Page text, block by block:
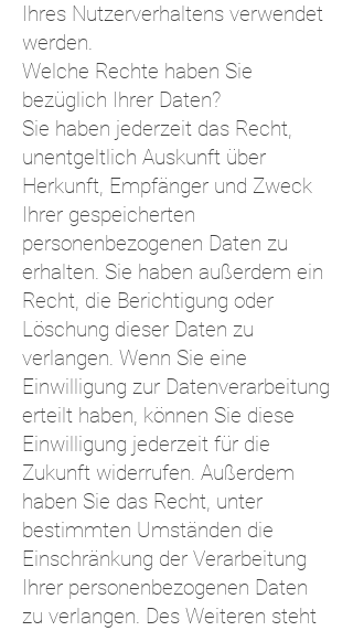
Ihres Nutzerverhaltens verwendet
werden.
Welche Rechte haben Sie
bezüglich Ihrer Daten?
Sie haben jederzeit das Recht,
unentgeltlich Auskunft über
Herkunft, Empfänger und Zweck
Ihrer gespeicherten
personenbezogenen Daten zu
erhalten. Sie haben außerdem ein
Recht, die Berichtigung oder
Löschung dieser Daten zu
verlangen. Wenn Sie eine
Einwilligung zur Datenverarbeitung
erteilt haben, können Sie diese
Einwilligung jederzeit für die
Zukunft widerrufen. Außerdem
haben Sie das Recht, unter
bestimmten Umständen die
Einschränkung der Verarbeitung
Ihrer personenbezogenen Daten
zu verlangen. Des Weiteren steht